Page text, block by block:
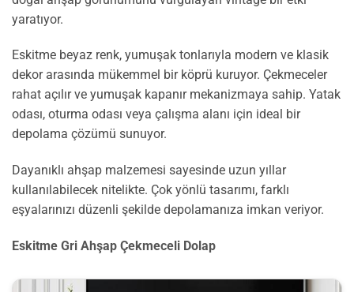
yaratıyor.
Eskitme beyaz renk, yumuşak tonlarıyla modern ve klasik
dekor arasında mükemmel bir köprü kuruyor. Çekmeceler
rahat açılır ve yumuşak kapanır mekanizmaya sahip. Yatak
odası, oturma odası veya çalışma alanı için ideal bir
depolama çözümü sunuyor.
Dayanıklı ahşap malzemesi sayesinde uzun yıllar
kullanılabilecek nitelikte. Çok yönlü tasarımı, farklı
eşyalarınızı düzenli şekilde depolamanıza imkan veriyor.
Eskitme Gri Ahşap Çekmeceli Dolap